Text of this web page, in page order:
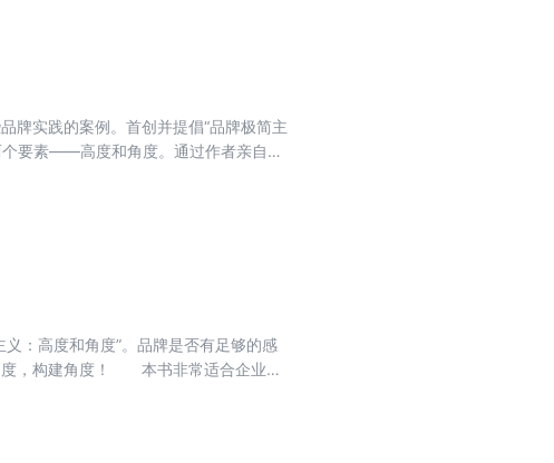
牌实践的案例。首创并提倡“品牌极简主
个要素——高度和角度。通过作者亲自运
：高度和角度”。品牌是否有足够的感
度，构建角度！ 本书非常适合企业